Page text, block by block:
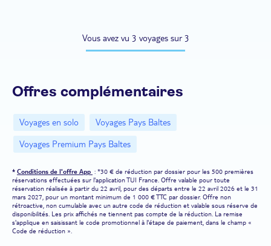
Vous avez vu 3 voyages sur 3
Offres complémentaires
Voyages en solo
Voyages Pays Baltes
Voyages Premium Pays Baltes
* Conditions de l'offre App : *30 € de réduction par dossier pour les 500 premières
réservations effectuées sur l'application TUI France. Offre valable pour toute
réservation réalisée à partir du 22 avril, pour des départs entre le 22 avril 2026 et le 31
mars 2027, pour un montant minimum de 1 000 € TTC par dossier. Offre non
rétroactive, non cumulable avec un autre code de réduction et valable sous réserve de
disponibilités. Les prix affichés ne tiennent pas compte de la réduction. La remise
s'applique en saisissant le code promotionnel à l'étape de paiement, dans le champ «
Code de réduction ».